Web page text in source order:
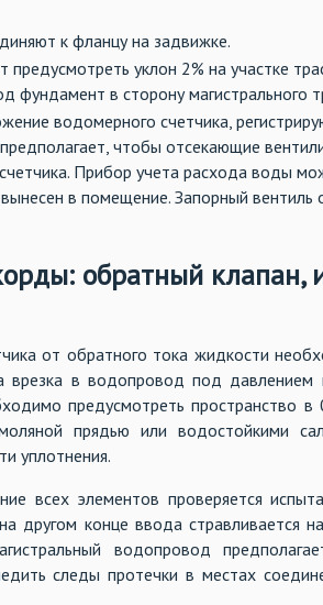
к фланцу на задвижке.
предусмотреть уклон 2% на участке
фундамент в сторону магистрального
водомерного счетчика,
чтобы отсекающие
Прибор учета расхода воды
в помещение. Запорный вентиль
обратный клапан,
от обратного тока жидкости
врезка в водопровод под давлением
предусмотреть пространство в
прядью или водостойкими
уплотнения.
всех элементов проверяется
другом конце ввода стравливается
водопровод
следы протечки в местах